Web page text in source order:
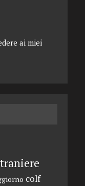
ai miei
colf